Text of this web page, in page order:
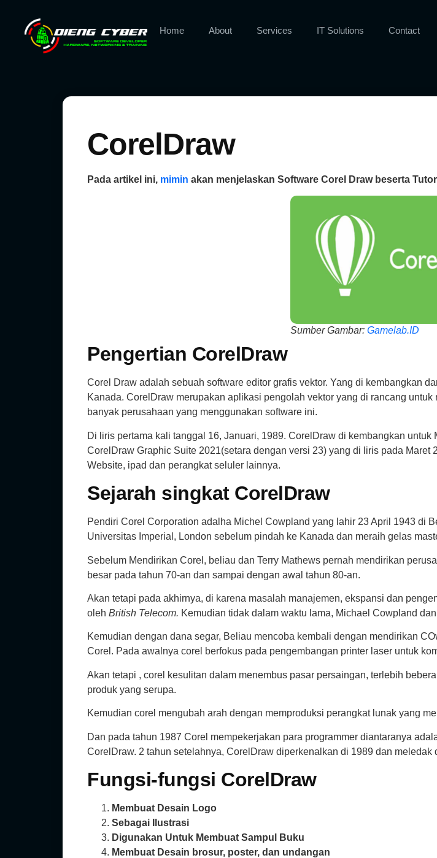
Home About Services IT Solutions Contact
CorelDraw
Pada artikel ini, mimin akan menjelaskan Software Corel Draw beserta
Sumber Gambar: Gamelab.ID
Pengertian CorelDraw
Corel Draw adalah sebuah software editor grafis vektor. Yang di kembangkan
Kanada. CorelDraw merupakan aplikasi pengolah vektor yang di rancang
banyak perusahaan yang menggunakan software ini.
Di liris pertama kali tanggal 16, Januari, 1989. CorelDraw di kembangkan
CorelDraw Graphic Suite 2021(setara dengan versi 23) yang di liris pada
Website, ipad dan perangkat seluler lainnya.
Sejarah singkat CorelDraw
Pendiri Corel Corporation adalha Michel Cowpland yang lahir 23 April 1943 di
Universitas Imperial, London sebelum pindah ke Kanada dan meraih gelas
Sebelum Mendirikan Corel, beliau dan Terry Mathews pernah mendirikan
besar pada tahun 70-an dan sampai dengan awal tahun 80-an.
Akan tetapi pada akhirnya, di karena masalah manajemen, ekspansi dan
oleh British Telecom. Kemudian tidak dalam waktu lama, Michael Cowpland
Kemudian dengan dana segar, Beliau mencoba kembali dengan mendirikan
Corel. Pada awalnya corel berfokus pada pengembangan printer laser untuk
Akan tetapi , corel kesulitan dalam menembus pasar persaingan, terlebih
produk yang serupa.
Kemudian corel mengubah arah dengan memproduksi perangkat lunak yang
Dan pada tahun 1987 Corel mempekerjakan para programmer diantaranya
CorelDraw. 2 tahun setelahnya, CorelDraw diperkenalkan di 1989 dan meledak
Fungsi-fungsi CorelDraw
Membuat Desain Logo
Sebagai Ilustrasi
Digunakan Untuk Membuat Sampul Buku
Membuat Desain brosur, poster, dan undangan